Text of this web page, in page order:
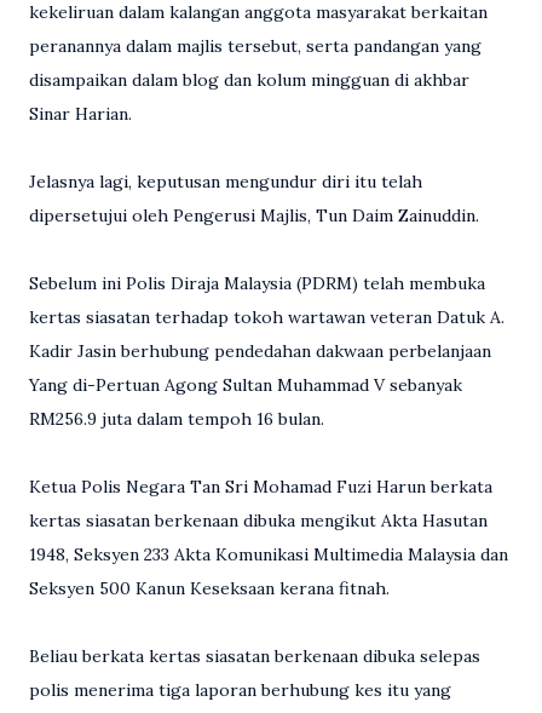
kekeliruan dalam kalangan anggota masyarakat berkaitan
peranannya dalam majlis tersebut, serta pandangan yang
disampaikan dalam blog dan kolum mingguan di akhbar
Sinar Harian.
Jelasnya lagi, keputusan mengundur diri itu telah
dipersetujui oleh Pengerusi Majlis, Tun Daim Zainuddin.
Sebelum ini Polis Diraja Malaysia (PDRM) telah membuka
kertas siasatan terhadap tokoh wartawan veteran Datuk A.
Kadir Jasin berhubung pendedahan dakwaan perbelanjaan
Yang di-Pertuan Agong Sultan Muhammad V sebanyak
RM256.9 juta dalam tempoh 16 bulan.
Ketua Polis Negara Tan Sri Mohamad Fuzi Harun berkata
kertas siasatan berkenaan dibuka mengikut Akta Hasutan
1948, Seksyen 233 Akta Komunikasi Multimedia Malaysia dan
Seksyen 500 Kanun Keseksaan kerana fitnah.
Beliau berkata kertas siasatan berkenaan dibuka selepas
polis menerima tiga laporan berhubung kes itu yang